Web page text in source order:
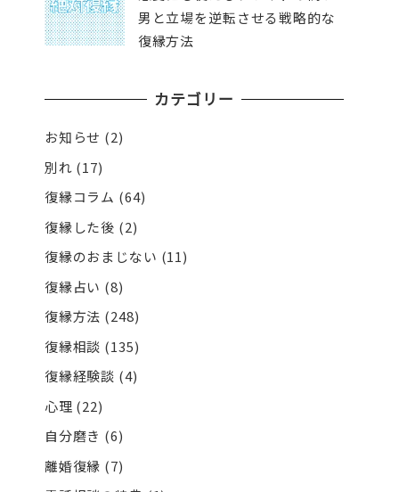
男と立場を逆転させる戦略的な
復縁方法
カテゴリー
お知らせ (2)
別れ (17)
復縁コラム (64)
復縁した後 (2)
復縁のおまじない (11)
復縁占い (8)
復縁方法 (248)
復縁相談 (135)
復縁経験談 (4)
心理 (22)
自分磨き (6)
離婚復縁 (7)